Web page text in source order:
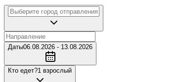
Даты06.08.2026 - 13.08.2026
Кто едет?1 взрослый